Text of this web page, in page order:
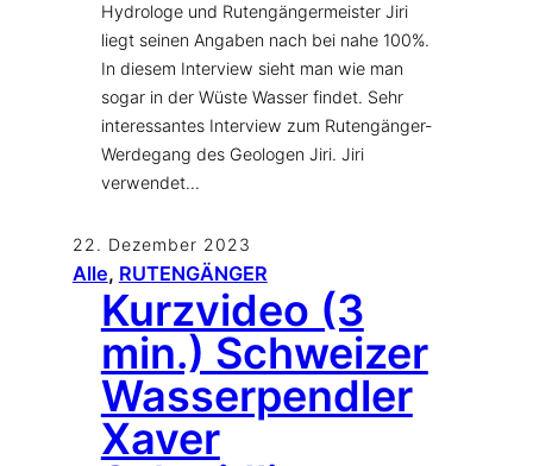
Hydrologe und Rutengängermeister Jiri
liegt seinen Angaben nach bei nahe 100%.
In diesem Interview sieht man wie man
sogar in der Wüste Wasser findet. Sehr
interessantes Interview zum Rutengänger-
Werdegang des Geologen Jiri. Jiri
verwendet…
22. Dezember 2023
Alle, RUTENGÄNGER
Kurzvideo (3
min.) Schweizer
Wasserpendler
Xaver